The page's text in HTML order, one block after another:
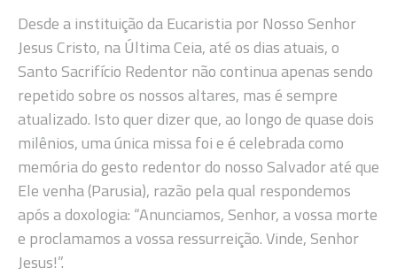
Desde a instituição da Eucaristia por Nosso Senhor
Jesus Cristo, na Última Ceia, até os dias atuais, o
Santo Sacrifício Redentor não continua apenas sendo
repetido sobre os nossos altares, mas é sempre
atualizado. Isto quer dizer que, ao longo de quase dois
milênios, uma única missa foi e é celebrada como
memória do gesto redentor do nosso Salvador até que
Ele venha (Parusia), razão pela qual respondemos
após a doxologia: “Anunciamos, Senhor, a vossa morte
e proclamamos a vossa ressurreição. Vinde, Senhor
Jesus!”.